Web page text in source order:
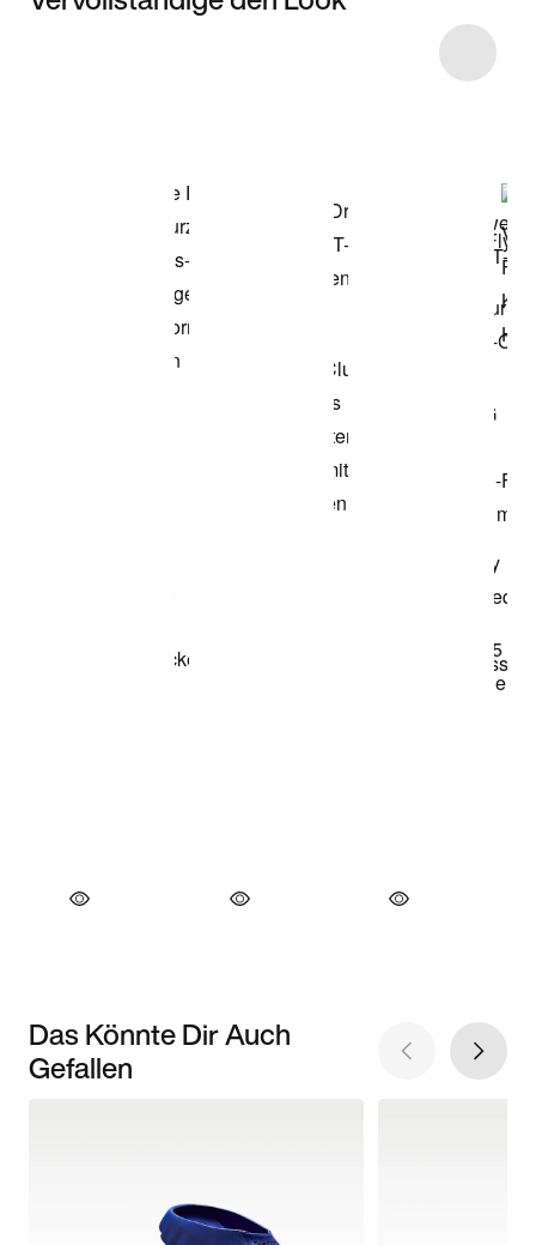
Das Könnte Dir Auch
Gefallen